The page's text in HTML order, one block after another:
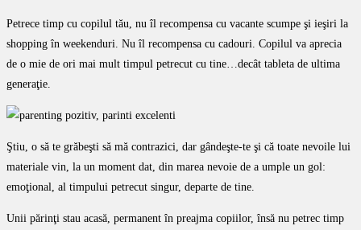
Petrece timp cu copilul tău, nu îl recompensa cu vacante scumpe şi ieşiri la
shopping în weekenduri. Nu îl recompensa cu cadouri. Copilul va aprecia
de o mie de ori mai mult timpul petrecut cu tine…decât tableta de ultima
generaţie.
Ştiu, o să te grăbeşti să mă contrazici, dar gândeşte-te şi că toate nevoile lui
materiale vin, la un moment dat, din marea nevoie de a umple un gol:
emoţional, al timpului petrecut singur, departe de tine.
Unii părinţi stau acasă, permanent în preajma copiilor, însă nu petrec timp